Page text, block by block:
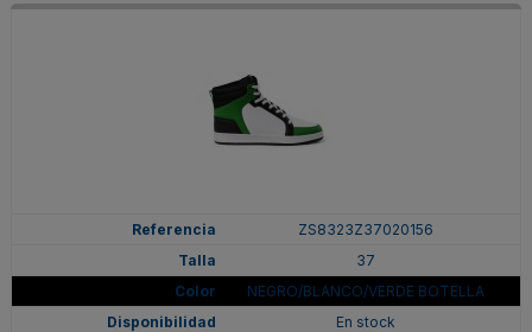
ZS8323Z37020156
37
NEGRO/BLANCO/VERDE BOTELLA
En stock